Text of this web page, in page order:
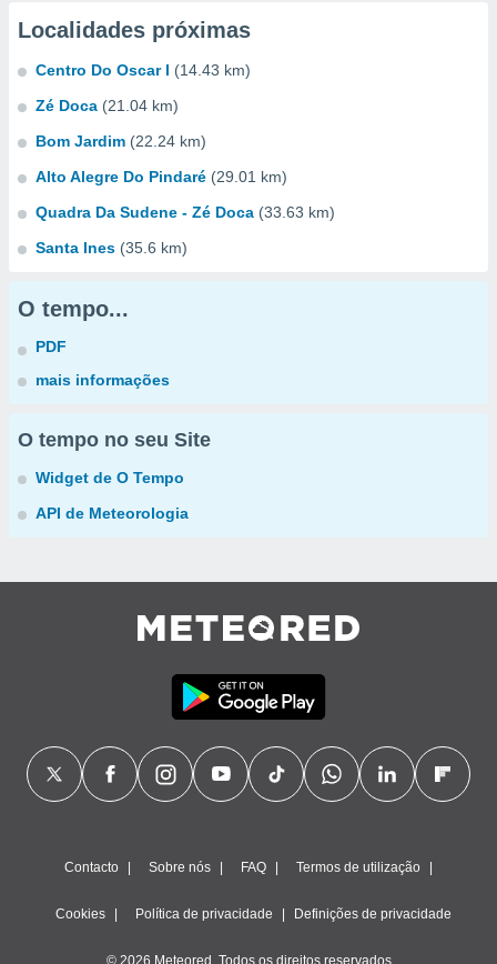
Localidades próximas
Centro Do Oscar I (14.43 km)
Zé Doca (21.04 km)
Bom Jardim (22.24 km)
Alto Alegre Do Pindaré (29.01 km)
Quadra Da Sudene - Zé Doca (33.63 km)
Santa Ines (35.6 km)
O tempo...
PDF
mais informações
O tempo no seu Site
Widget de O Tempo
API de Meteorologia
Contacto Sobre nós FAQ Termos de utilização
Cookies Política de privacidade Definições de privacidade
© 2026 Meteored. Todos os direitos reservados